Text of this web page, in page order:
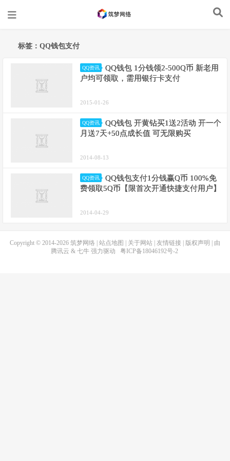
标签：QQ钱包支付
QQ资讯
QQ钱包 1分钱领2-500Q币 新老用
户均可领取，需用银行卡支付
2015-01-26
QQ资讯
QQ钱包 开黄钻买1送2活动 开一个
月送7天+50点成长值 可无限购买
2014-08-13
QQ资讯
QQ钱包支付1分钱赢Q币 100%免
费领取5Q币【限首次开通快捷支付用户】
2014-04-29
Copyright © 2014-2026 筑梦网络 站点地图 关于网站 友情链接 版权声明
| 由
腾讯云 & 七牛强力驱动 粤ICP备18046192号-2